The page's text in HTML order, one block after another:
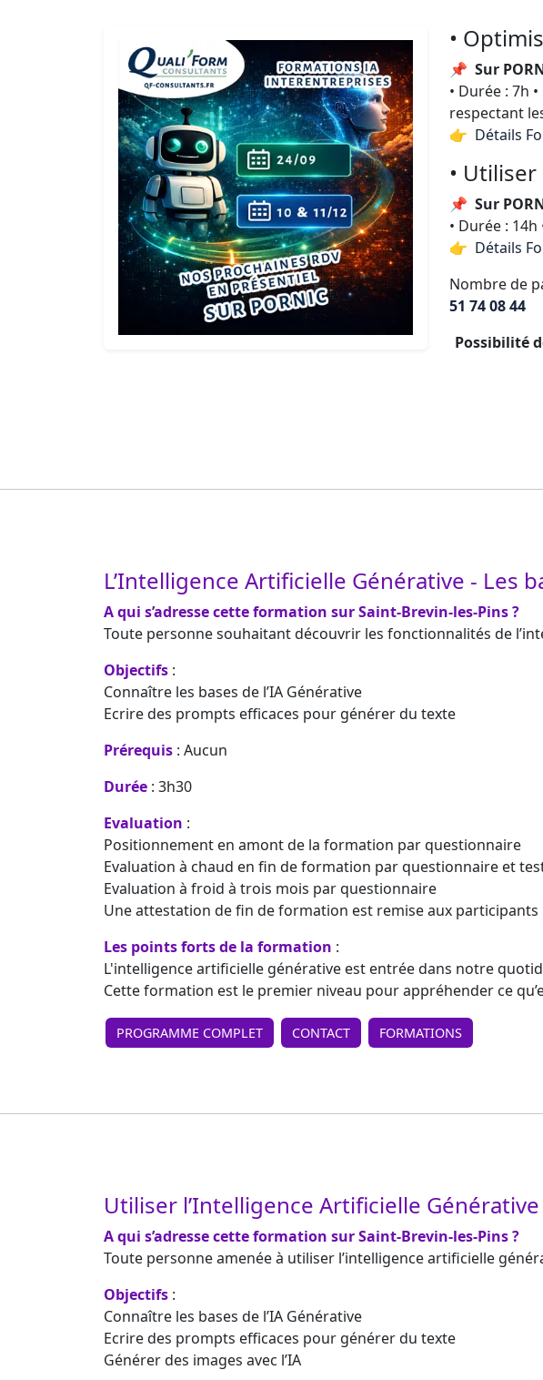
•
📌 Sur
• Durée : 7h
respectant
👉 Détails
•
📌 Sur
• Durée :
👉 Détails
Nombre de
51 74 08 44
Possibilité
L’Intelligence Artificielle Générative - Les
A qui s’adresse cette formation sur Saint-Brevin-les-Pins ?
Toute personne souhaitant découvrir les fonctionnalités de
Objectifs :
Connaître les bases de l’IA Générative
Ecrire des prompts efficaces pour générer du texte
Prérequis : Aucun
Durée : 3h30
Evaluation :
Positionnement en amont de la formation par questionnaire
Evaluation à chaud en fin de formation par questionnaire et
Evaluation à froid à trois mois par questionnaire
Une attestation de fin de formation est remise aux participants
Les points forts de la formation :
L'intelligence artificielle générative est entrée dans notre
Cette formation est le premier niveau pour appréhender ce
PROGRAMME COMPLET CONTACT FORMATIONS
Utiliser l’Intelligence Artificielle Générative
A qui s’adresse cette formation sur Saint-Brevin-les-Pins ?
Toute personne amenée à utiliser l’intelligence artificielle
Objectifs :
Connaître les bases de l’IA Générative
Ecrire des prompts efficaces pour générer du texte
Générer des images avec l’IA